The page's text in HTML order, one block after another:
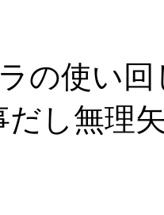
の使い
だし無理